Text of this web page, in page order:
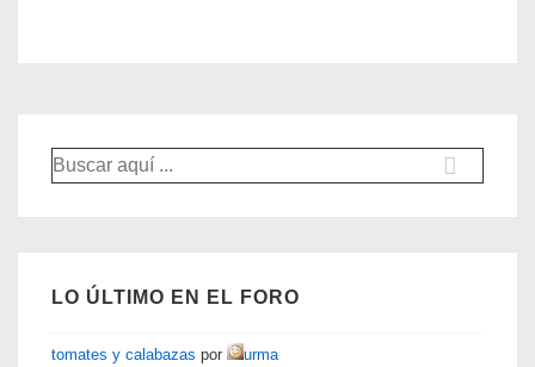
Buscar
por:
LO ÚLTIMO EN EL FORO
tomates y calabazas por
urma